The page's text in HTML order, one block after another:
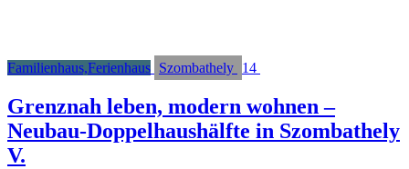
Familienhaus,Ferienhaus Szombathely 14
Grenznah leben, modern wohnen –
Neubau-Doppelhaushälfte in Szombathely
V.